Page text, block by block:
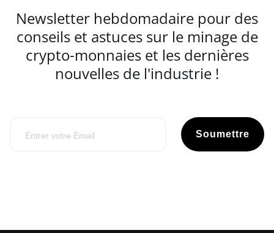
Newsletter hebdomadaire pour des
conseils et astuces sur le minage de
crypto-monnaies et les dernières
nouvelles de l'industrie !
Soumettre